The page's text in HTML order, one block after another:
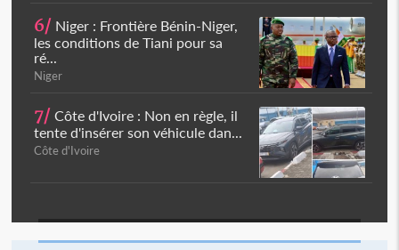
6/ Niger : Frontière Bénin-Niger,
les conditions de Tiani pour sa
ré...
Niger
7/ Côte d'Ivoire : Non en règle, il
tente d'insérer son véhicule dan...
Côte d'Ivoire